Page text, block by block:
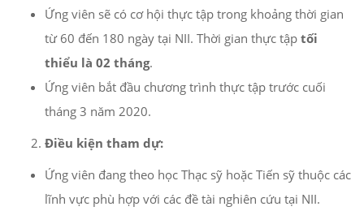
Ứng viên sẽ có cơ hội thực tập trong khoảng thời gian
từ 60 đến 180 ngày tại NII. Thời gian thực tập tối
thiểu là 02 tháng.
Ứng viên bắt đầu chương trình thực tập trước cuối
tháng 3 năm 2020.
Điều kiện tham dự:
Ứng viên đang theo học Thạc sỹ hoặc Tiến sỹ thuộc các
lĩnh vực phù hợp với các đề tài nghiên cứu tại NII.